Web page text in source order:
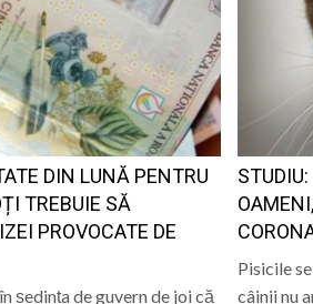
și memorie” – un
ce două persoane trec prin
invită astăzi pe sigheteni să
Mare: Sunteți invitați să vă
DIN LUNĂ PENTRU
TREBUIE SĂ
PROVOCATE DE
ședința de guvern de joi că
Pisicile
câinii nu